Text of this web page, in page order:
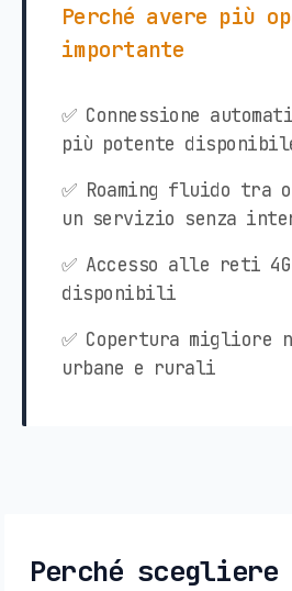
Perché avere più
importante
✅ Connessione
più potente
✅ Roaming fluido tra
un servizio senza
✅ Accesso alle reti 4G
disponibili
✅ Copertura migliore
urbane e rurali
Perché scegliere